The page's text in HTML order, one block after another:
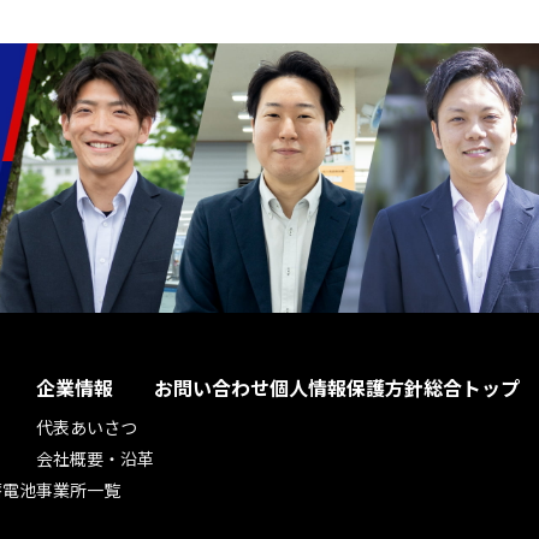
池
企業情報
代表あいさつ
会社概要・沿革
事業所一覧
お問い合わせ個人情報保護方針総合トップ